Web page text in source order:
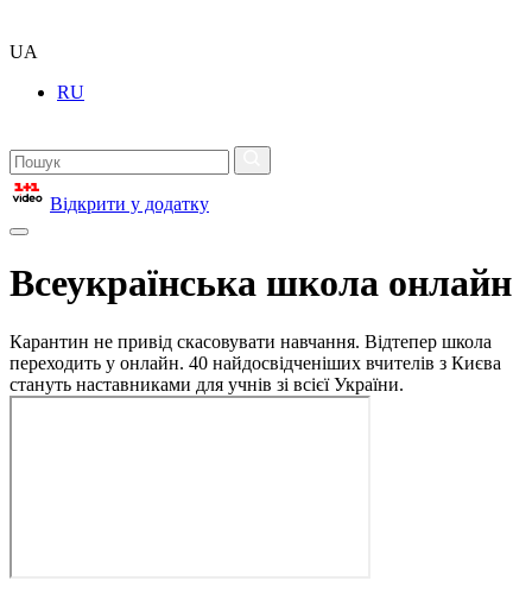
UA
RU
Відкрити у додатку
Всеукраїнська школа онлайн
Карантин не привід скасовувати навчання. Відтепер школа
переходить у онлайн. 40 найдосвідченіших вчителів з Києва
стануть наставниками для учнів зі всієї України.